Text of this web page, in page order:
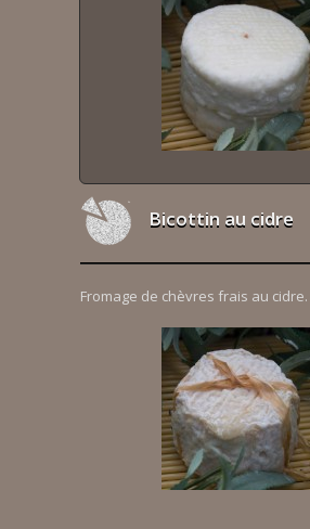
Bicottin au cidre
Fromage de chèvres frais au cidre.